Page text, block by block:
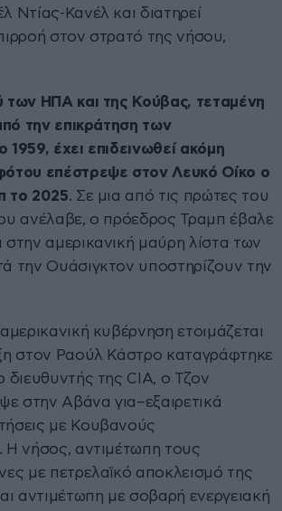
Ντίας-Κανέλ και διατηρεί
στον στρατό της νήσου,
των ΗΠΑ και της Κούβας, τεταμένη
την επικράτηση των
έχει επιδεινωθεί ακόμη
επέστρεψε στον Λευκό Οίκο ο
το 2025. Σε μια από τις πρώτες του
ανέλαβε, ο πρόεδρος Τραμπ έβαλε
αμερικανική μαύρη λίστα των
την Ουάσιγκτον υποστηρίζουν την
κυβέρνηση ετοιμάζεται
στον Ραούλ Κάστρο καταγράφτηκε
διευθυντής της CIA, ο Τζον
στην Αβάνα για–εξαιρετικά
με Κουβανούς
Η νήσος, αντιμέτωπη τους
με πετρελαϊκό αποκλεισμό της
αντιμέτωπη με σοβαρή ενεργειακή